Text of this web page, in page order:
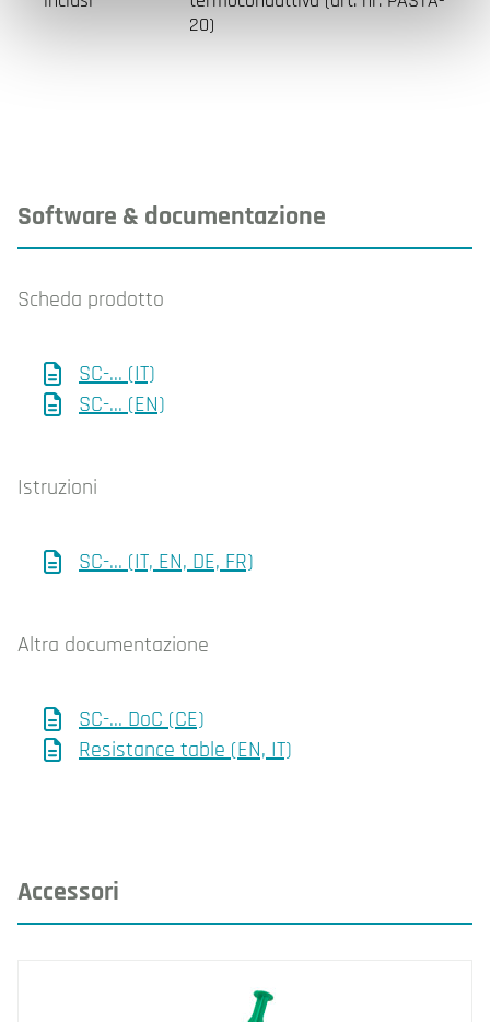
20)
Software & documentazione
Scheda prodotto
SC-... (IT)
SC-... (EN)
Istruzioni
SC-... (IT, EN, DE, FR)
Altra documentazione
SC-... DoC (CE)
Resistance table (EN, IT)
Accessori